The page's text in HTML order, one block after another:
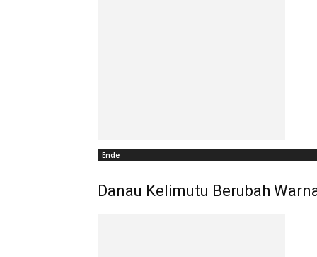
Ende
Danau Kelimutu Berubah